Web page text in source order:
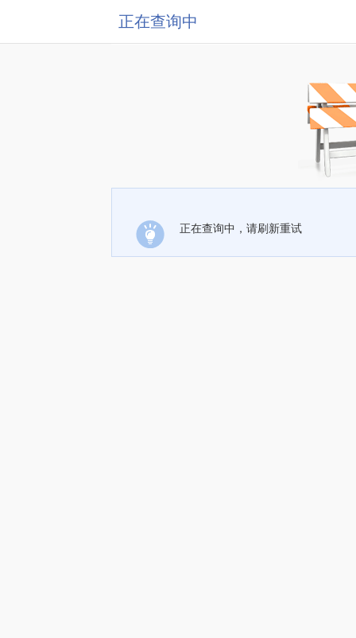
正在查询中
正在查询中，请刷新重试